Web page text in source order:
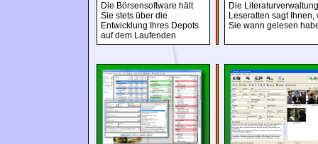
Die Börsensoftware hält
Sie stets über die
Entwicklung Ihres Depots
auf dem Laufenden
Die
Leseratten sagt Ihnen,
Sie wann gelesen